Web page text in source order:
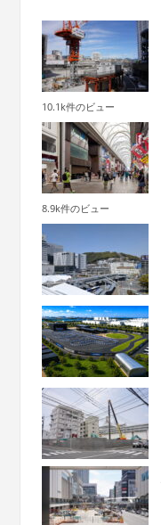
10.1k件のビュー
8.9k件のビュー